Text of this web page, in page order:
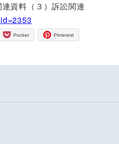
資料（３）訴訟関連
Pocket Pinterest